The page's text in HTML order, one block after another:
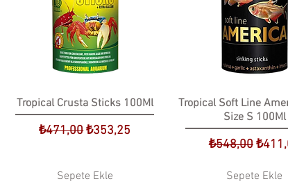
Tropical Crusta Sticks 100Ml
Normal Fiyat
₺471,00İndirimli Fiyat
₺353,25
Sepete Ekle
Tropical Soft Line
Size S 100Ml
Normal Fiyat
₺548,00
Sepete Ekle